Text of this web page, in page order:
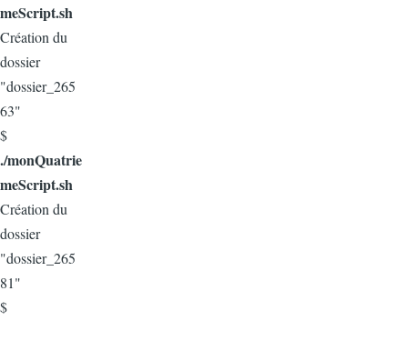
meScript.sh
Création du
dossier
"dossier_265
63"
$
./monQuatrie
meScript.sh
Création du
dossier
"dossier_265
81"
$